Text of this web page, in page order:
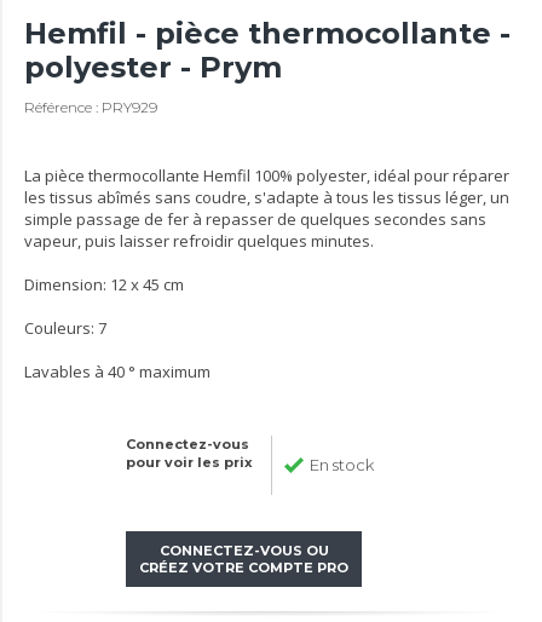
Hemfil - pièce thermocollante -
polyester - Prym
Référence : PRY929
La pièce thermocollante Hemfil 100% polyester, idéal pour réparer
les tissus abîmés sans coudre, s'adapte à tous les tissus léger, un
simple passage de fer à repasser de quelques secondes sans
vapeur, puis laisser refroidir quelques minutes.
Dimension: 12 x 45 cm
Couleurs: 7
Lavables à 40 ° maximum
Connectez-vous
pour voir les prix
En stock
CONNECTEZ-VOUS OU
CRÉEZ VOTRE COMPTE PRO